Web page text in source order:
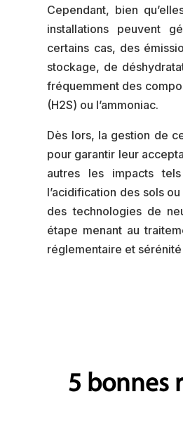
Cependant, bien
installations peuvent
certains cas, des
stockage, de
fréquemment des
(H2S) ou l’ammoniac.
Dès lors, la gestion de
pour garantir leur
autres les impacts
l’acidification des sols
des technologies de
étape menant au
réglementaire et
5 bonnes